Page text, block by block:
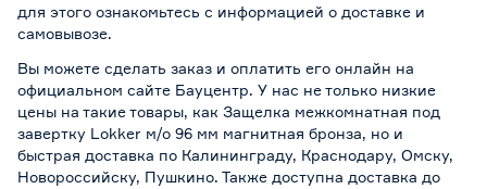
для этого ознакомьтесь с информацией о доставке и
самовывозе.
Вы можете сделать заказ и оплатить его онлайн на
официальном сайте Бауцентр. У нас не только низкие
цены на такие товары, как Защелка межкомнатная под
завертку Lokker м/о 96 мм магнитная бронза, но и
быстрая доставка по Калининграду, Краснодару, Омску,
Новороссийску, Пушкино. Также доступна доставка до